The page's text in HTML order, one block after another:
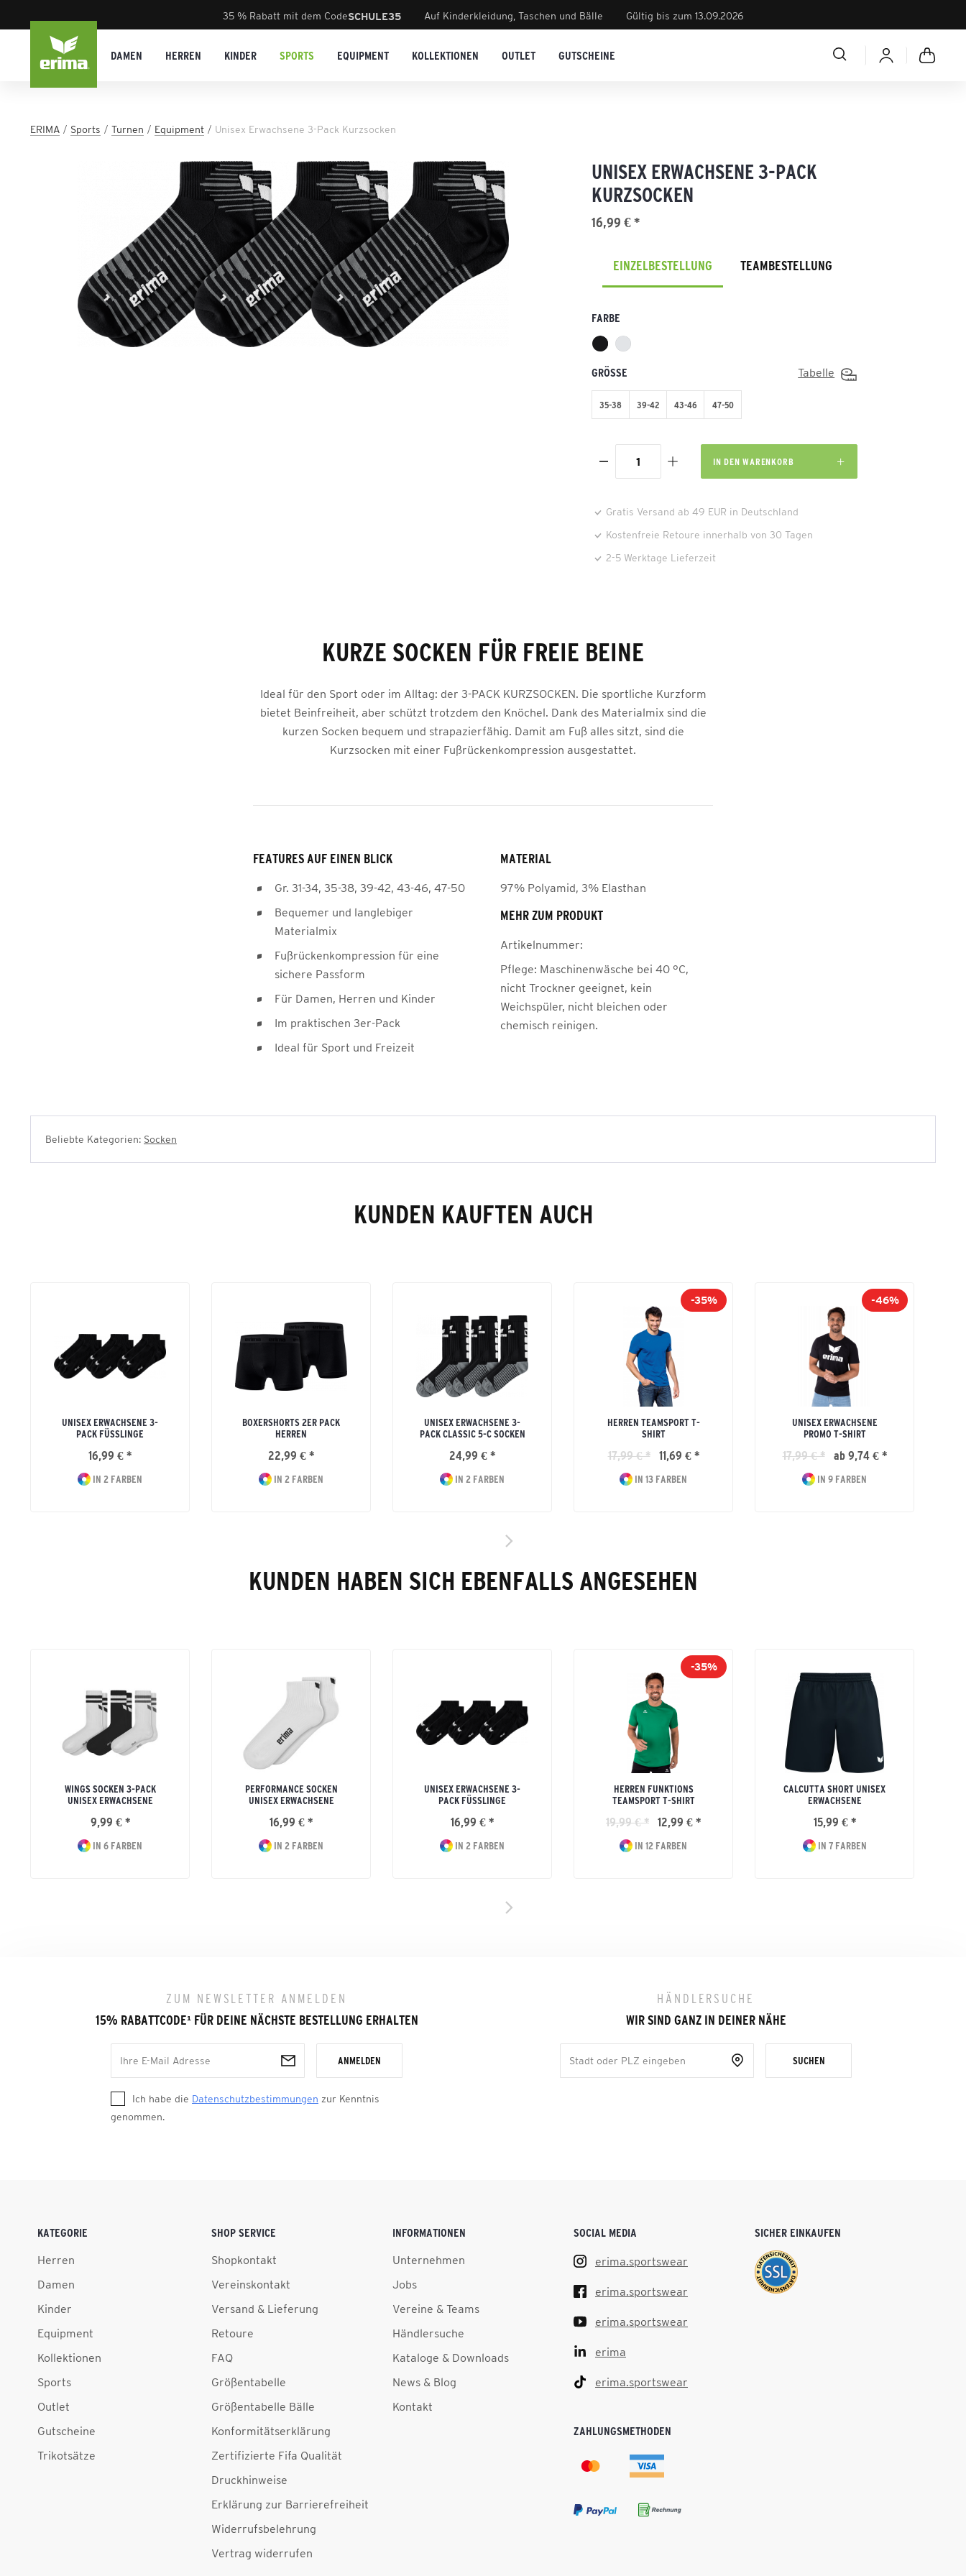
35 % Rabatt mit dem CodeSCHULE35 Auf Kinderkleidung, Taschen und Bälle Gültig bis zum 13.09.2026
DAMEN HERREN KINDER SPORTS EQUIPMENT KOLLEKTIONEN OUTLET GUTSCHEINE
ERIMA Sports Turnen Equipment Unisex Erwachsene 3-Pack Kurzsocken
UNISEX ERWACHSENE 3-PACK
KURZSOCKEN
16,99 € *
EINZELBESTELLUNG TEAMBESTELLUNG
FARBE
GRÖSSE Tabelle
35-38 39-42 43-46 47-50
IN DEN WARENKORB
Gratis Versand ab 49 EUR in Deutschland
Kostenfreie Retoure innerhalb von 30 Tagen
2-5 Werktage Lieferzeit
KURZE SOCKEN FÜR FREIE BEINE
Ideal für den Sport oder im Alltag: der 3-PACK KURZSOCKEN. Die sportliche Kurzform
bietet Beinfreiheit, aber schützt trotzdem den Knöchel. Dank des Materialmix sind die
kurzen Socken bequem und strapazierfähig. Damit am Fuß alles sitzt, sind die
Kurzsocken mit einer Fußrückenkompression ausgestattet.
FEATURES AUF EINEN BLICK
Gr. 31-34, 35-38, 39-42, 43-46, 47-50
Bequemer und langlebiger
Materialmix
Fußrückenkompression für eine
sichere Passform
Für Damen, Herren und Kinder
Im praktischen 3er-Pack
Ideal für Sport und Freizeit
MATERIAL
97% Polyamid, 3% Elasthan
MEHR ZUM PRODUKT
Artikelnummer:
Pflege: Maschinenwäsche bei 40 °C,
nicht Trockner geeignet, kein
Weichspüler, nicht bleichen oder
chemisch reinigen.
Beliebte Kategorien: Socken
KUNDEN KAUFTEN AUCH
UNISEX ERWACHSENE 3-
PACK FÜSSLINGE
16,99 € *
IN 2 FARBEN
BOXERSHORTS 2ER PACK
HERREN
22,99 € *
IN 2 FARBEN
UNISEX ERWACHSENE 3-
PACK CLASSIC 5-C SOCKEN
24,99 € *
IN 2 FARBEN
-35%
HERREN TEAMSPORT T-
SHIRT
17,99 € * 11,69 € *
IN 13 FARBEN
-46%
UNISEX ERWACHSENE
PROMO T-SHIRT
17,99 € * ab 9,74 € *
IN 9 FARBEN
KUNDEN HABEN SICH EBENFALLS ANGESEHEN
WINGS SOCKEN 3-PACK
UNISEX ERWACHSENE
9,99 € *
IN 6 FARBEN
PERFORMANCE SOCKEN
UNISEX ERWACHSENE
16,99 € *
IN 2 FARBEN
UNISEX ERWACHSENE 3-
PACK FÜSSLINGE
16,99 € *
IN 2 FARBEN
-35%
HERREN FUNKTIONS
TEAMSPORT T-SHIRT
19,99 € * 12,99 € *
IN 12 FARBEN
CALCUTTA SHORT UNISEX
ERWACHSENE
15,99 € *
IN 7 FARBEN
ZUM NEWSLETTER ANMELDEN
15% RABATTCODE¹FÜR DEINE NÄCHSTE BESTELLUNG ERHALTEN
ANMELDEN
Ich habe die Datenschutzbestimmungen zur Kenntnis
genommen.
HÄNDLERSUCHE
WIR SIND GANZ IN DEINER NÄHE
SUCHEN
KATEGORIE
Herren
Damen
Kinder
Equipment
Kollektionen
Sports
Outlet
Gutscheine
Trikotsätze
SHOP SERVICE
Shopkontakt
Vereinskontakt
Versand & Lieferung
Retoure
FAQ
Größentabelle
Größentabelle Bälle
Konformitätserklärung
Zertifizierte Fifa Qualität
Druckhinweise
Erklärung zur Barrierefreiheit
Widerrufsbelehrung
Vertrag widerrufen
INFORMATIONEN
Unternehmen
Jobs
Vereine & Teams
Händlersuche
Kataloge & Downloads
News & Blog
Kontakt
SOCIAL MEDIA
erima.sportswear
erima.sportswear
erima.sportswear
erima
erima.sportswear
ZAHLUNGSMETHODEN
SICHER EINKAUFEN